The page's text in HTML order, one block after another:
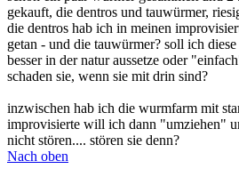
gekauft, die dentros und tauwürmer,
die dentros hab ich in meinen
getan - und die tauwürmer? soll ich
besser in der natur aussetze oder
schaden sie, wenn sie mit drin sind?
inzwischen hab ich die wurmfarm mit
improvisierte will ich dann "umziehen"
nicht stören.... stören sie denn?
Nach oben